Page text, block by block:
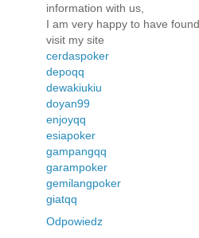
information with us,
I am very happy to have
visit my site
cerdaspoker
depoqq
dewakiukiu
doyan99
enjoyqq
esiapoker
gampangqq
garampoker
gemilangpoker
giatqq
Odpowiedz